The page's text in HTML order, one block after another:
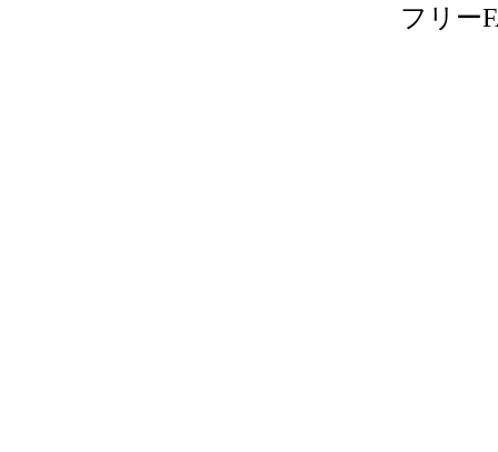
フリー